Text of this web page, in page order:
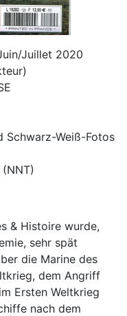
Juillet 2020
Schwarz-Weiß-Fotos
& Histoire wurde,
sehr spät
die Marine des
dem Angriff
Ersten Weltkrieg
nach dem